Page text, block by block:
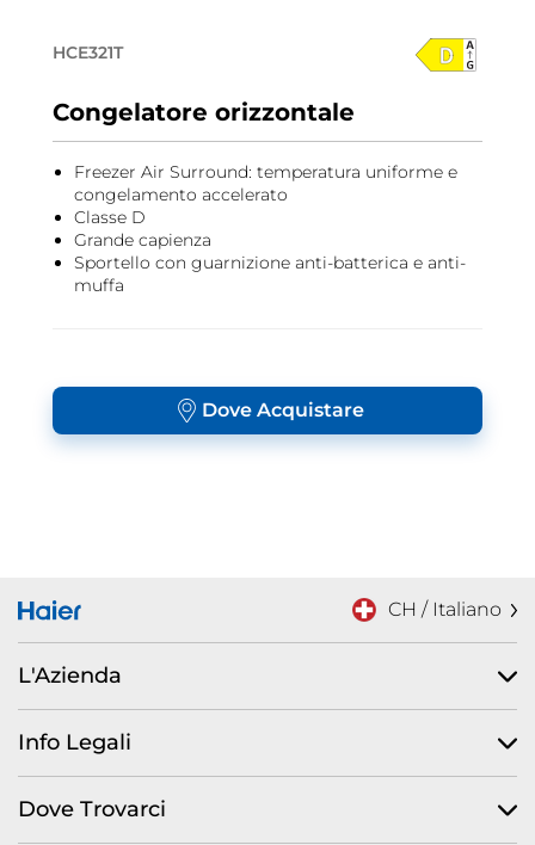
HCE321T
Congelatore orizzontale
Freezer Air Surround: temperatura uniforme e
congelamento accelerato
Classe D
Grande capienza
Sportello con guarnizione anti-batterica e anti-
muffa
Dove Acquistare
CH / Italiano
L'Azienda
Info Legali
Dove Trovarci